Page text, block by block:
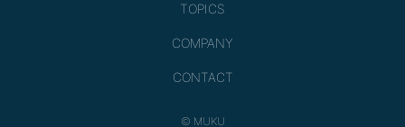
TOPICS
COMPANY
CONTACT
© MUKU